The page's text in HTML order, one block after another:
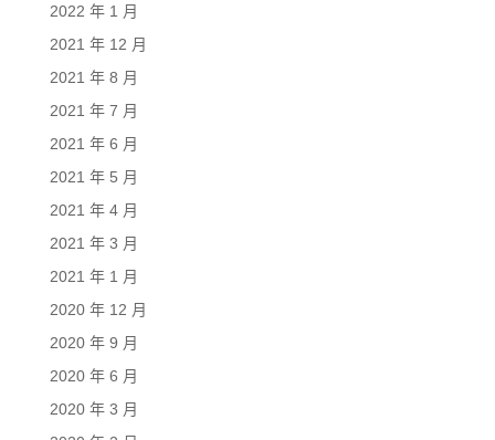
2022 年 1 月
2021 年 12 月
2021 年 8 月
2021 年 7 月
2021 年 6 月
2021 年 5 月
2021 年 4 月
2021 年 3 月
2021 年 1 月
2020 年 12 月
2020 年 9 月
2020 年 6 月
2020 年 3 月